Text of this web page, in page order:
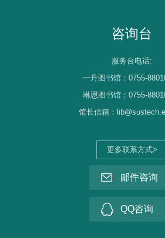
咨询台
更多联系方式>
服务台电话:
一丹图书馆：0755-
琳恩图书馆：0755-
馆长信箱：
邮件咨询
QQ咨询